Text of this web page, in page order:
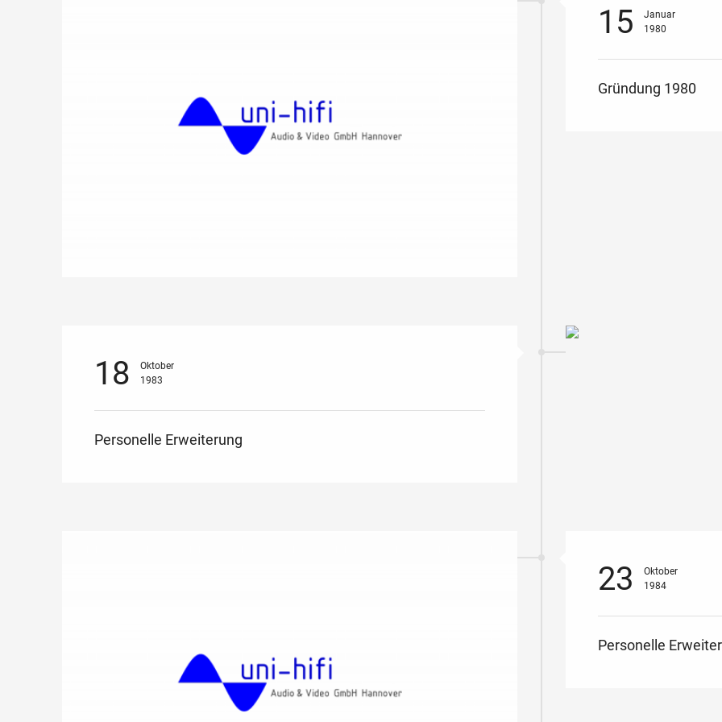
15
Januar
1980
Gründung 1980
18
Oktober
1983
Personelle Erweiterung
23
Oktober
1984
Personelle